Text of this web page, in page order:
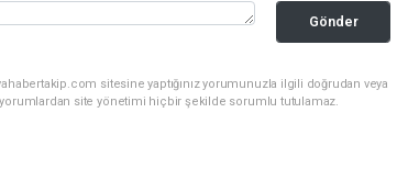
Gönder
sitesine yaptığınız yorumunuzla ilgili doğrudan veya
site yönetimi hiçbir şekilde sorumlu tutulamaz.